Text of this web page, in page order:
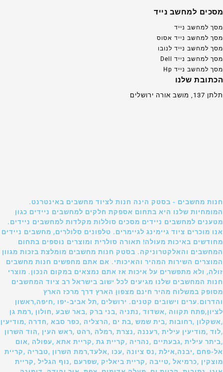
מסכים למחשב נייד
מסך למחשב נייד
מסך למחשב נייד אסוס
מסך למחשב נייד לנובו
מסך למחשב נייד Dell
מסך למחשב נייד Hp
הכתובת שלנו
תלתן 137, מושב אורה ירושלים
חנות מחשבים - בסטק הינה חנות לציוד מחשבים באינטרנט.
המומחיות שלנו היא בתחום אספקת חלקים למחשבים ניידים כגון
מטענים למחשבים ניידים מסכים סוללות מקלדות למחשבים ניידים.
אנו מוכרים ציוד גיימינג לגיימרים. טלפונים סלולרים, מחשבים ניידים
מחודשים באיכות מעולה! תאורה סולרית ומוצרים נוספים בתחום
המחשבים והאלקטרוניקה. בסטק חנות מחשבים מומלצת בזכות מגוון
המוצרים השירות המהיר והאיכותי. אם אתם מחפשים חנות מחשבים
זולה, ולא מתפשרים על איכות אז אתם נמצאים במקום הנכון. מוצרי
חנות המחשבים שלנו מגיעים לכל ישוב בישראל רב ציוד המחשבים
מסופק במשלוח מהיר חינם מצפון הארץ דרך מרכז הארץ
והדרום.ערים וישובים קטנים. ירושלים ,תל אביב-יפו ,חיפה,ראשון
לציון,פתח תקווה ,אשדוד ,נתניה ,בני ברק ,באר שבע ,חולון ,רמת גן
,אשקלון ,רחובות ,בית שמש ,בת ים ,הרצליה ,כפר סבא ,חדרה ,מודיעין
,לוד ,מודיעין עילית ,רעננה ,נצרת ,רמלה ,רהט ,ראש העין ,הוד השרון
,ביתר עילית ,גבעתיים ,נהריה ,קריית גת ,קריית אתא ,עפולה ,אום
אל-פחם ,יבנה,אילת ,נס ציונה ,עכו ,אלעד,רמת השרון ,טבריה ,קריית
מוצקין ,כרמיאל ,טייבה ,קריית ביאליק ,שפרעם ,נוף הגליל ,קריית